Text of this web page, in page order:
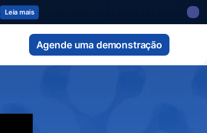
Leia mais
Agende uma demonstração